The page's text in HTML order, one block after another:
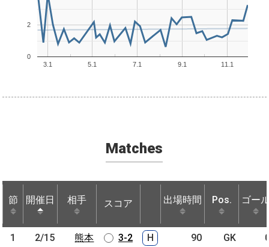
3.1 5.1 7.1 9.1 11.1
0
2
Matches
節 開催日 相手 スコア 出場時間 Pos. ゴー
節 開催日 相手 スコア 出場時間 Pos. ゴー
1 2/15 熊本 3-2 H 90 GK
節 開催日 相手
1 2/15
熊本